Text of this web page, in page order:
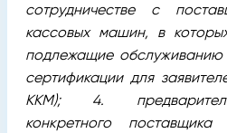
сотрудничестве с
кассовых машин, в
подлежащие
сертификации для
ККМ); 4.
конкретного поставщика